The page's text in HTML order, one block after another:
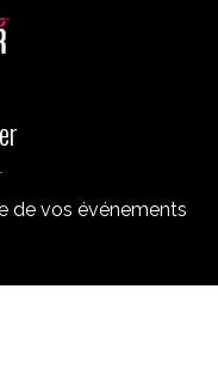
de vos événements